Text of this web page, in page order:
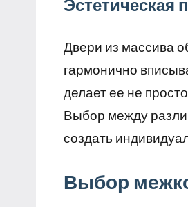
Эстетическая
Двери из массива
гармонично
делает ее не
Выбор между
создать
Выбор